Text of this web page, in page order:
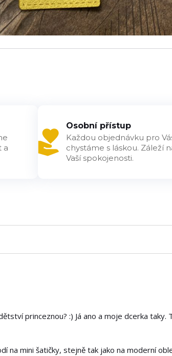
a
Osobní přístup
Každou objednávku pro
chystáme s láskou. Záleží
Vaší spokojenosti.
princeznou? :) Já ano a moje dcerka taky.
na mini šatičky, stejně tak jako na moderní